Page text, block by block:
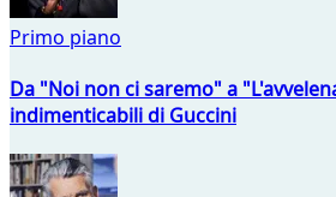
Primo piano
Da "Noi non ci saremo" a
indimenticabili di Guccini